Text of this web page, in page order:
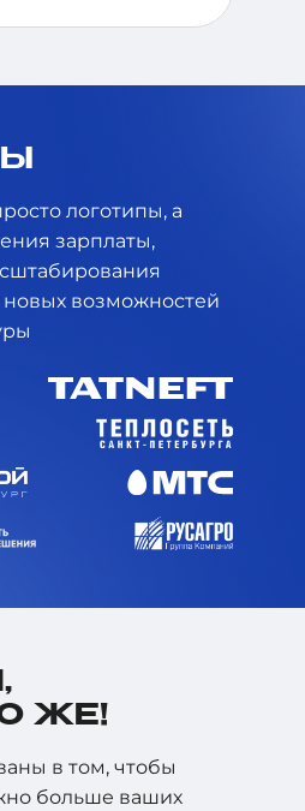
логотипы, а
зарплаты,
новых возможностей
ЖЕ!
в том, чтобы
больше ваших